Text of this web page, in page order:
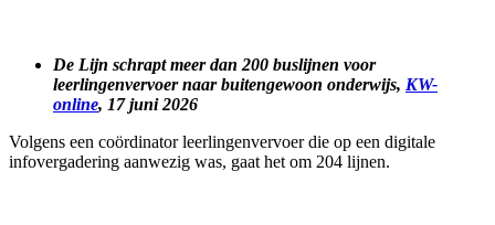
De Lijn schrapt meer dan 200 buslijnen voor
leerlingenvervoer naar buitengewoon onderwijs, KW-
online, 17 juni 2026
Volgens een coördinator leerlingenvervoer die op een digitale
infovergadering aanwezig was, gaat het om 204 lijnen.